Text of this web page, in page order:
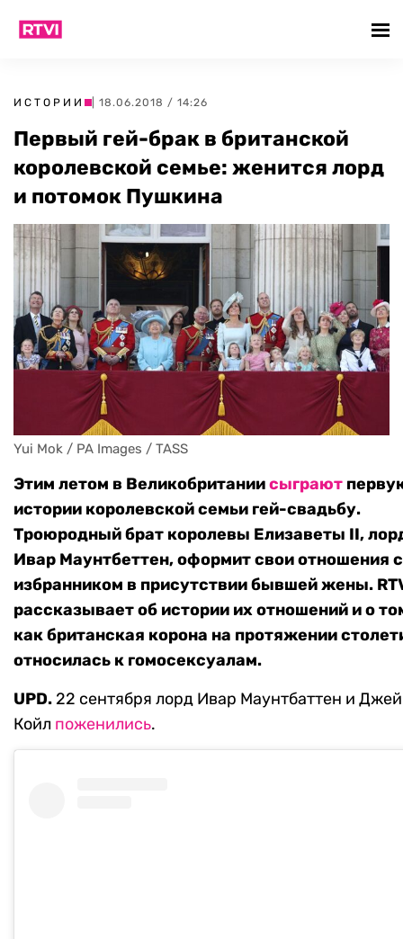
ИСТОРИИ | 18.06.2018 / 14:26
Первый гей-брак в британской
королевской семье: женится лорд
и потомок Пушкина
Yui Mok / PA Images / TASS
Этим летом в Великобританиисыграют
истории королевской семьи гей-свадьбу.
Троюродный брат королевы Елизаветы II,
Ивар Маунтбеттен, оформит свои отношения с
избранником в присутствии бывшей жены.
рассказывает об истории их отношений и о
как британская корона на протяжении
относилась к гомосексуалам.
UPD.22 сентября лорд Ивар Маунтбаттен и
Койл поженились.